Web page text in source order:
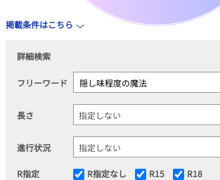
掲載条件はこちら
詳細検索
フリーワード
長さ
進行状況
R指定 R指定なし R15 R18